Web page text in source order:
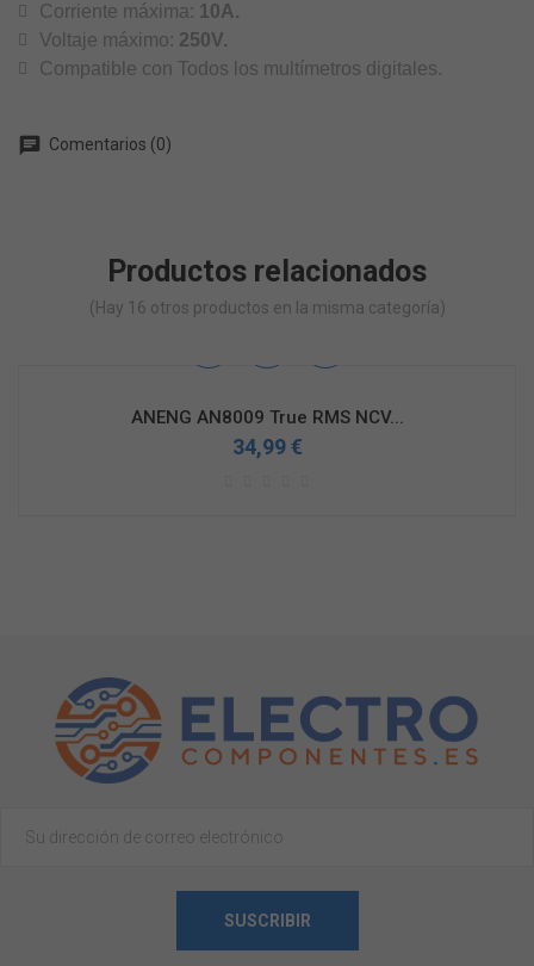
Corriente máxima: 10A.
Voltaje máximo: 250V.
Compatible con Todos los multímetros digitales.
chat Comentarios (0)
Productos relacionados
(Hay 16 otros productos en la misma categoría)
ANENG AN8009 True RMS NCV...
34,99 €
SUSCRIBIR